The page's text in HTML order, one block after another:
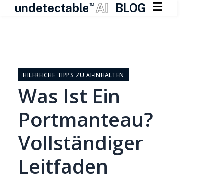
undetectable TM AI BLOG 
springenHILFREICHE TIPPS ZU AI-INHALTEN
Was Ist Ein
Portmanteau?
Vollständiger
Leitfaden